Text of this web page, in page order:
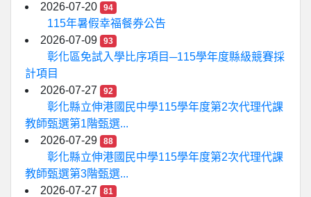
2026-07-20
94
115年暑假幸福餐券公告
2026-07-09
93
彰化區免試入學比序項目─115學年度縣級競賽採
計項目
2026-07-27
92
彰化縣立伸港國民中學115學年度第2次代理代課
教師甄選第1階甄選...
2026-07-29
88
彰化縣立伸港國民中學115學年度第2次代理代課
教師甄選第3階甄選...
2026-07-27
81